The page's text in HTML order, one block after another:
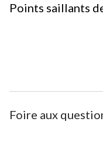
Points saillants
Foire aux